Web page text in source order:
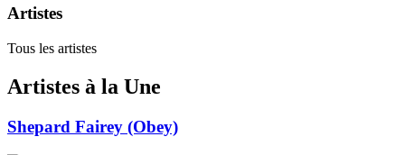
Artistes
Tous les artistes
Artistes à la Une
Shepard Fairey (Obey)